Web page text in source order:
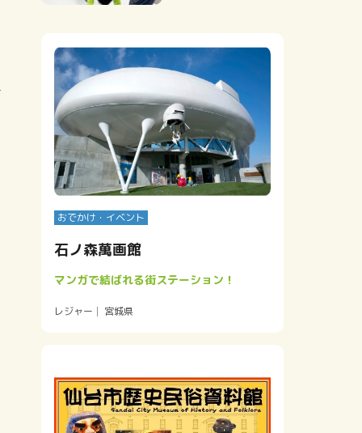
おでかけ・イベント
石ノ森萬画館
マンガで結ばれる街ステーション！
レジャー 宮城県